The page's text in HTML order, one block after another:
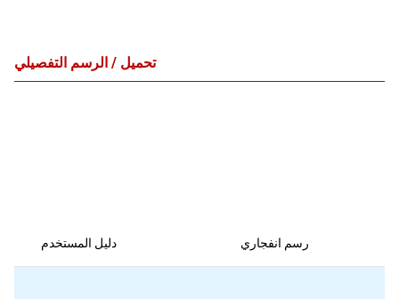
تحميل / الرسم التفصيلي
دليل المستخدم رسم انفجاري